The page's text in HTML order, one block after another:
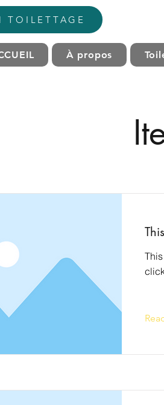
TOILETTAGE
À propos